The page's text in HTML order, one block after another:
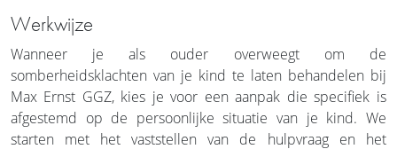
Werkwijze
Wanneer je als ouder overweegt om de
somberheidsklachten van je kind te laten behandelen bij
Max Ernst GGZ, kies je voor een aanpak die specifiek is
afgestemd op de persoonlijke situatie van je kind. We
starten met het vaststellen van de hulpvraag en het